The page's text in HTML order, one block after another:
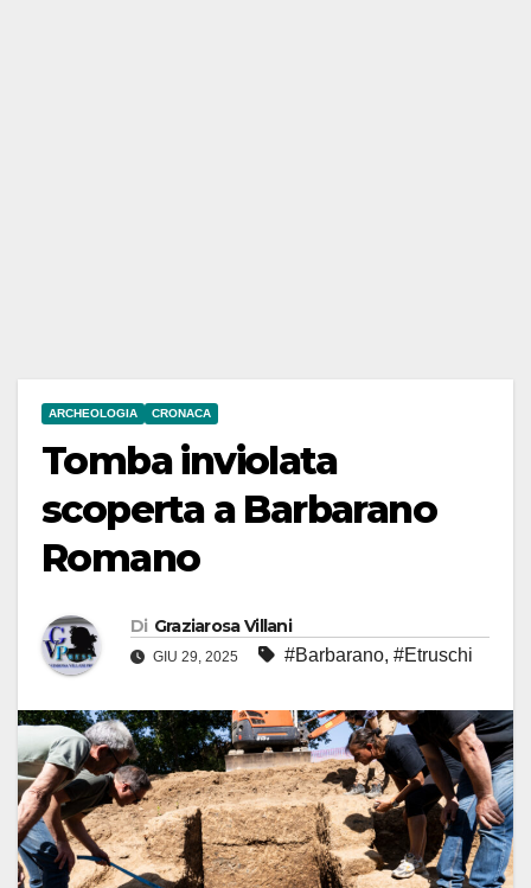
ARCHEOLOGIA CRONACA
Tomba inviolata
scoperta a Barbarano
Romano
Di Graziarosa Villani
GIU 29, 2025 #Barbarano, #Etruschi